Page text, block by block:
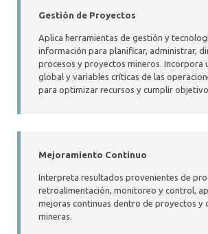
Gestión de Proyectos
Aplica herramientas de gestión y
información para planificar, administrar,
procesos y proyectos mineros. Incorpora
global y variables críticas de las
para optimizar recursos y cumplir
Mejoramiento Continuo
Interpreta resultados provenientes de
retroalimentación, monitoreo y control,
mejoras continuas dentro de proyectos y
mineras.